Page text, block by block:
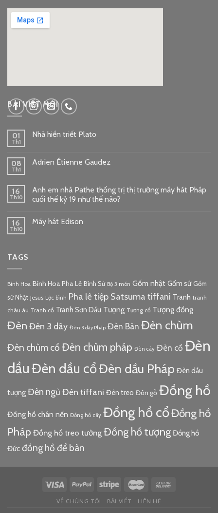
BÀI VIẾT MỚI
01
Th1
Nhà hiền triết Plato
08
Th1
Adrien Étienne Gaudez
16
Th10
Anh em nhà Pathe thống trị thị trường máy hát Pháp
cuối thế kỷ 19 như thế nào?
16
Th10
Máy hát Edison
TAGS
Bình Hoa Bình Hoa Pha Lê Bình Sứ Bộ 3 món Gốm nhật Gốm sứ Gốm
sứ Nhật Jesus Lộc bình Pha lê tiệp Satsuma tiffani Tranh tranh
châu âu Tranh cổ Tranh Sơn Dầu Tượng Tượng cổ Tượng đồng
Đèn Đèn 3 dây Đèn 3 dây Pháp Đèn Bàn Đèn chùm
Đèn chùm cổ Đèn chùm pháp Đèn cây Đèn cổ Đèn
dầuĐèn dầu cổĐèn dầu Pháp Đèn dầu
tượng Đèn ngủ Đèn tiffani Đèn treo Đôn gỗ Đồng hồ
Đồng hồ chân nến Đồng hồ cây Đồng hồ cổĐồng hồ
Pháp Đồng hồ treo tường Đồng hồ tượng Đồng hồ
Đức đồng hồ để bàn
VỀ CHÚNG TÔI BÀI VIẾT LIÊN HỆ